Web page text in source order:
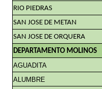
RIO PIEDRAS
SAN JOSE DE METAN
SAN JOSE DE ORQUERA
DEPARTAMENTO MOLINOS
AGUADITA
ALUMBRE